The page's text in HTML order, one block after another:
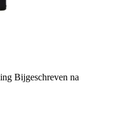
Bijgeschreven na